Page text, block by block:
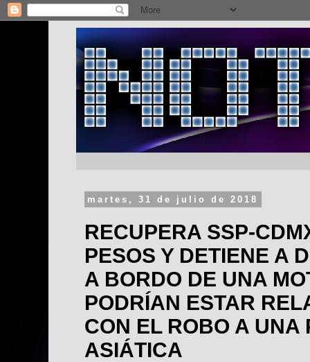
martes, 31 de julio de 2018
RECUPERA SSP-
PESOS Y DETIENE A
A BORDO DE UNA
PODRÍAN ESTAR
CON EL ROBO A UNA
ASIÁTICA